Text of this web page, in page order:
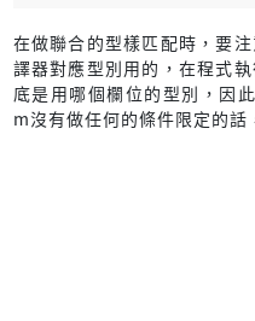
在做聯合的型樣匹配時，要
譯器對應型別用的，在程式
底是用哪個欄位的型別，因
m沒有做任何的條件限定的話